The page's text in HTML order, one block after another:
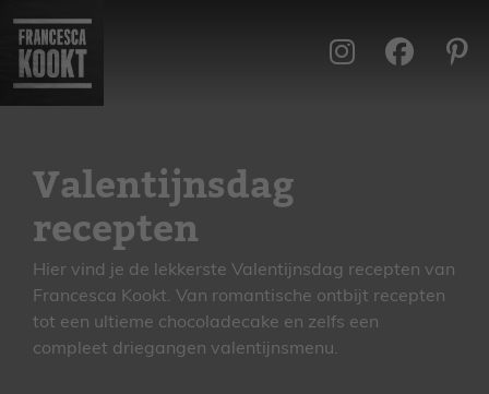
naar
inhoud
Valentijnsdag
recepten
Hier vind je de lekkerste Valentijnsdag recepten van
Francesca Kookt. Van romantische ontbijt recepten
tot een ultieme chocoladecake en zelfs een
compleet driegangen valentijnsmenu.